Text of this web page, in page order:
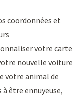
coordonnées et
votre carte
nouvelle voiture
votre animal de
être ennuyeuse,